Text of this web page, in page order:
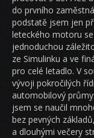
do prvního
podstatě jsem jen
leteckého motoru
jednoduchou
ze Simulinku a ve
pro celé letadlo. V
vývoji pokročilých
automobilový
jsem se naučil
bez pevných
a dlouhými večery